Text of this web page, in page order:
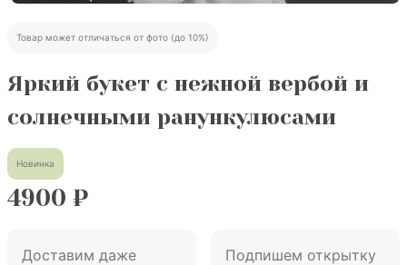
Товар может отличаться от фото (до 10%)
Яркий букет с нежной вербой и
солнечными ранункулюсами
Новинка
4900 ₽
Доставим даже
Подпишем открытку